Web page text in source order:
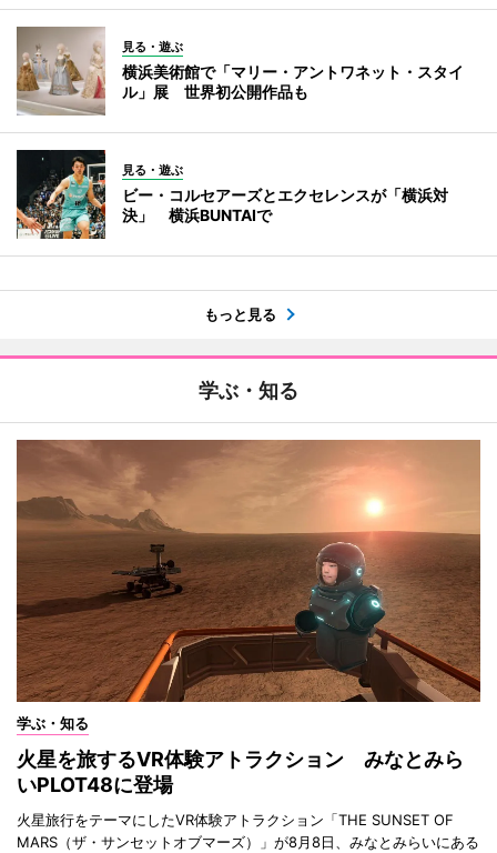
見る・遊ぶ
横浜美術館で「マリー・アントワネット・スタイ
ル」展 世界初公開作品も
見る・遊ぶ
ビー・コルセアーズとエクセレンスが「横浜対
決」 横浜BUNTAIで
もっと見る
学ぶ・知る
学ぶ・知る
火星を旅するVR体験アトラクション みなとみら
いPLOT48に登場
火星旅行をテーマにしたVR体験アトラクション「THE SUNSET OF
MARS（ザ・サンセットオブマーズ）」が8月8日、みなとみらいにある